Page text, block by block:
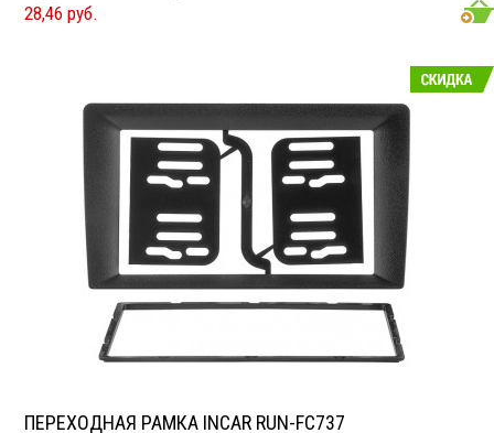
28,46 руб.
ПЕРЕХОДНАЯ РАМКА INCAR RUN-FC737